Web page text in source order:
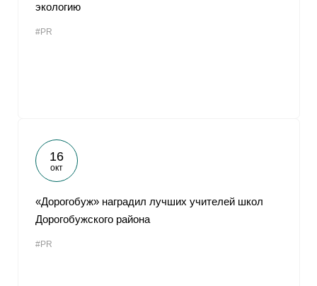
экологию
#PR
16
окт
«Дорогобуж» наградил лучших учителей школ
Дорогобужского района
#PR